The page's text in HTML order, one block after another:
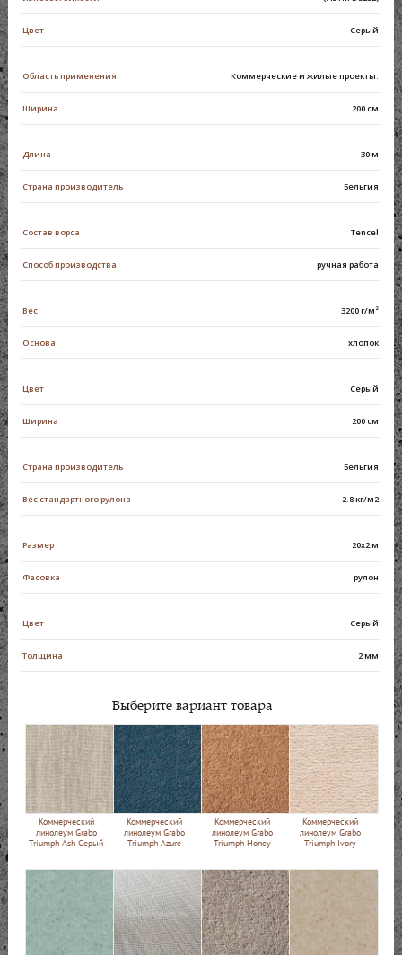
Цвет Серый
Область применения Коммерческие и жилые проекты.
Ширина 200 см
Длина 30 м
Страна производитель Бельгия
Состав ворса Tencel
Способ производства ручная работа
Вес 3200 г/м²
Основа хлопок
Цвет Серый
Ширина 200 см
Страна производитель Бельгия
Вес стандартного рулона 2.8 кг/м2
Размер 20х2 м
Фасовка рулон
Цвет Серый
Толщина 2 мм
Выберите вариант товара
Коммерческий
линолеум Grabo
Triumph Ash Серый
Коммерческий
линолеум Grabo
Triumph Azure
Коммерческий
линолеум Grabo
Triumph Honey
Коммерческий
линолеум Grabo
Triumph Ivory